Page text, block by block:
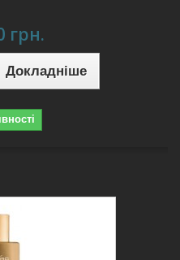
грн.
Докладніше